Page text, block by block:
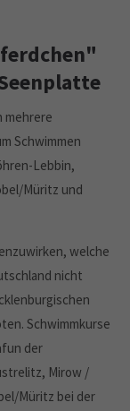
mehrere
Schwimmen
Lebbin,
Müritz und
welche
nicht
Schwimmkurse
der
Mirow /
Müritz bei der